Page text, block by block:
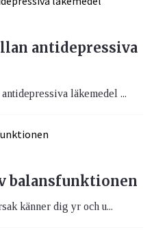
antidepressiva
läkemedel ...
balansfunktionen
känner dig yr och u...